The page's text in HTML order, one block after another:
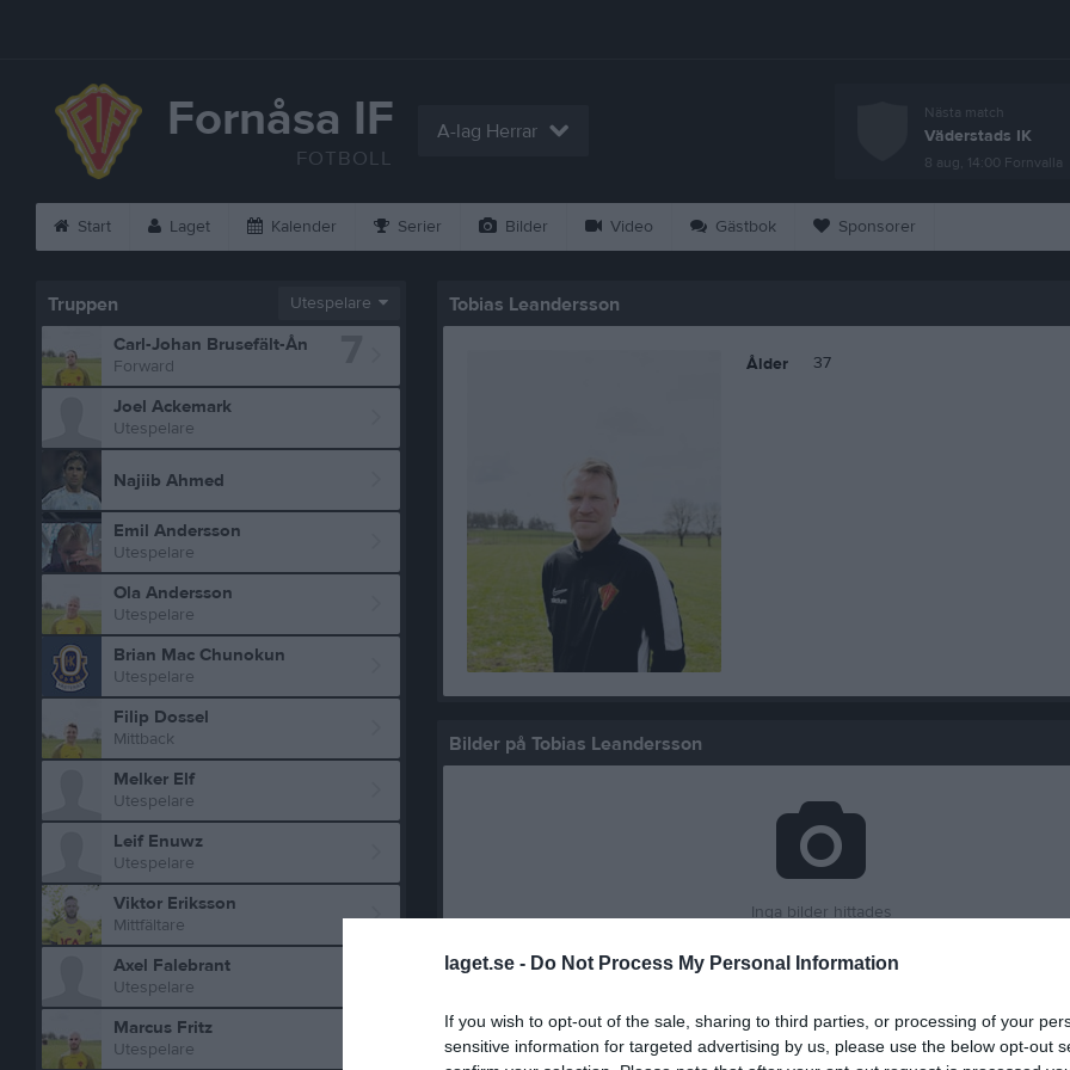
laget.se - Do Not Process My Personal Information
If you wish to opt-out of the sale, sharing to third parties, or processing of your
sensitive information for targeted advertising by us, please use the below opt-out
Fornåsa IF
FOTBOLL
A-lag Herrar
Nästa match
Väderstads IK
8 aug, 14:00 Fornvalla
Start Laget Kalender Serier Bilder Video Gästbok Sponsorer
Tobias Leandersson
Ålder 37
Bilder på Tobias Leandersson
Inga bilder hittades
Truppen Utespelare
Carl-Johan Brusefält-Ån
Forward
Joel Ackemark
Utespelare
Najiib Ahmed
Emil Andersson
Utespelare
Ola Andersson
Utespelare
Brian Mac Chunokun
Utespelare
Filip Dossel
Mittback
Melker Elf
Utespelare
Leif Enuwz
Utespelare
Viktor Eriksson
Mittfältare
Axel Falebrant
Utespelare
Marcus Fritz
Utespelare